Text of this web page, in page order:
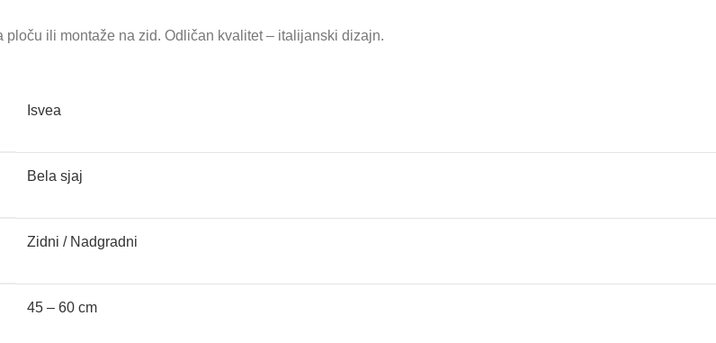
ili montaže na zid. Odličan kvalitet – italijanski dizajn.
Isvea
Bela sjaj
Zidni / Nadgradni
45 – 60 cm